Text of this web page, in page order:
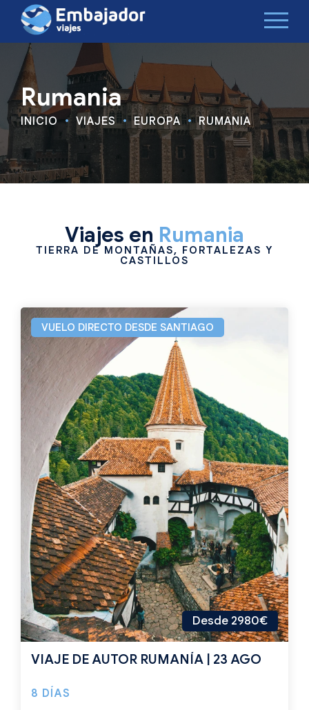
Rumania
INICIO VIAJES EUROPA RUMANIA
Viajes en Rumania
TIERRA DE MONTAÑAS, FORTALEZAS Y
CASTILLOS
Desde 2980€
VUELO DIRECTO DESDE SANTIAGO
VIAJE DE AUTOR RUMANÍA | 23 AGO
8 DÍAS